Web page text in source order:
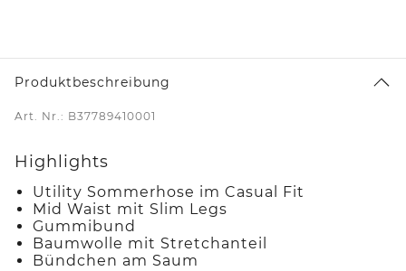
Produktbeschreibung
Art. Nr.: B37789410001
Highlights
Utility Sommerhose im Casual Fit
Mid Waist mit Slim Legs
Gummibund
Baumwolle mit Stretchanteil
Bündchen am Saum